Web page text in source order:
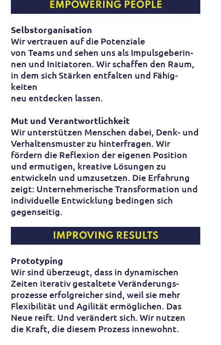
EMPOWERING PEOPLE
Selbstorganisation
Wir vertrauen auf die Potenziale
von Teams und sehen uns als Impuls­geber­in­
nen und Initiatoren. Wir schaffen den Raum,
in dem sich Stärken ent­falten und Fähig­
keiten
neu ent­decken lassen.
Mut und Verantwortlichkeit
Wir unter­stützen Menschen dabei, Denk- und
Verhaltens­muster zu hinter­fragen. Wir
fördern die Reflexion der eigenen Position
und ermutigen, kreative Lösungen zu
entwickeln und umzusetzen. Die Erfahrung
zeigt: Unter­nehmer­ische Trans­formation und
indi­viduelle Entwicklung bedingen sich
gegen­seitig.
IMPROVING RESULTS
Prototyping
Wir sind über­zeugt, dass in dyna­mischen
Zeiten iterativ gestaltete Veränder­ungs­
prozesse erfolg­reicher sind, weil sie mehr
Flexibilität und Agilität ermöglichen. Das
Neue reift. Und verändert sich. Wir nutzen
die Kraft, die diesem Prozess inne­wohnt.